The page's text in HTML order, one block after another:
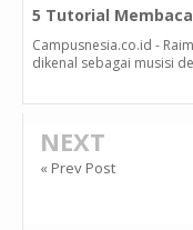
5 Tutorial
Campusnesia.co.id -
dikenal sebagai musisi
NEXT
« Prev Post